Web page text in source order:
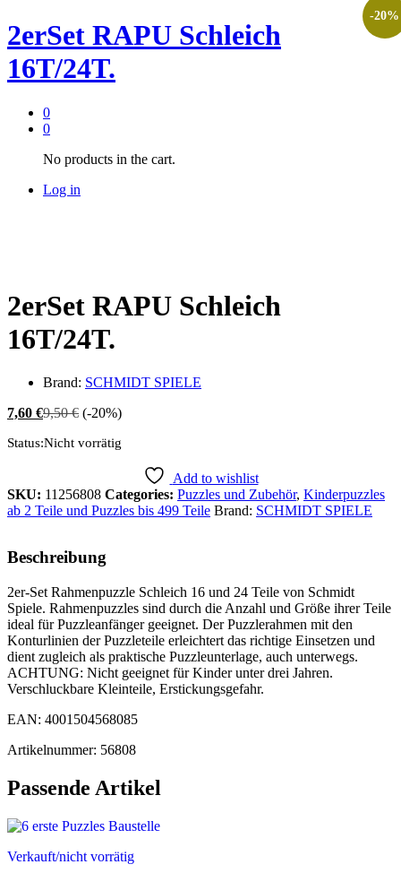
2erSet RAPU Schleich
16T/24T.
0
0
No products in the cart.
Log in
2erSet RAPU Schleich
16T/24T.
Brand: SCHMIDT SPIELE
7,60 €9,50€ (-20%)
Status:Nicht vorrätig
Add to wishlist
SKU: 11256808 Categories: Puzzles und Zubehör, Kinderpuzzles
ab 2 Teile und Puzzles bis 499 Teile Brand: SCHMIDT SPIELE
Beschreibung
2er-Set Rahmenpuzzle Schleich 16 und 24 Teile von Schmidt
Spiele. Rahmenpuzzles sind durch die Anzahl und Größe ihrer Teile
ideal für Puzzleanfänger geeignet. Der Puzzlerahmen mit den
Konturlinien der Puzzleteile erleichtert das richtige Einsetzen und
dient zugleich als praktische Puzzleunterlage, auch unterwegs.
ACHTUNG: Nicht geeignet für Kinder unter drei Jahren.
Verschluckbare Kleinteile, Erstickungsgefahr.
EAN: 4001504568085
Artikelnummer: 56808
Passende Artikel
Verkauft/nicht vorrätig
-20%